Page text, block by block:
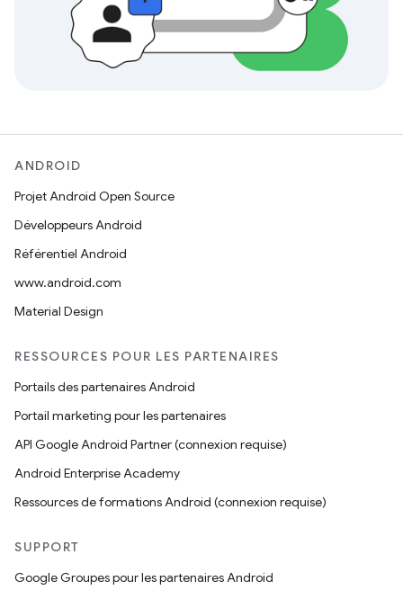
ANDROID
Projet Android Open Source
Développeurs Android
Référentiel Android
www.android.com
Material Design
RESSOURCES POUR LES PARTENAIRES
Portails des partenaires Android
Portail marketing pour les partenaires
API Google Android Partner (connexion requise)
Android Enterprise Academy
Ressources de formations Android (connexion requise)
SUPPORT
Google Groupes pour les partenaires Android